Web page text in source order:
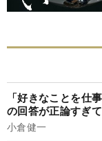
「好きなことを仕
の回答が正論すぎ
小倉健一